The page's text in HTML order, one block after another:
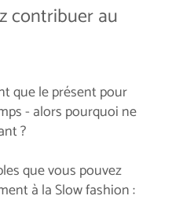
contribuer au
que le présent pour
- alors pourquoi ne
?
que vous pouvez
à la Slow fashion :